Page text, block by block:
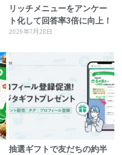
リッチメニューをアンケー
ト化して回答率3倍に向上！
2026年7月28日
抽選ギフトで友だちの約半